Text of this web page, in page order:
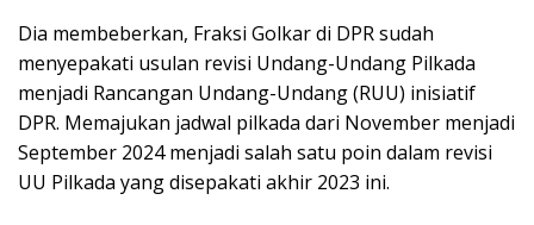
Dia membeberkan, Fraksi Golkar di DPR sudah
menyepakati usulan revisi Undang-Undang Pilkada
menjadi Rancangan Undang-Undang (RUU) inisiatif
DPR. Memajukan jadwal pilkada dari November menjadi
September 2024 menjadi salah satu poin dalam revisi
UU Pilkada yang disepakati akhir 2023 ini.